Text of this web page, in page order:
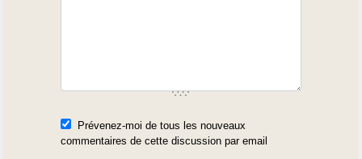
Prévenez-moi de tous les nouveaux
commentaires de cette discussion par email